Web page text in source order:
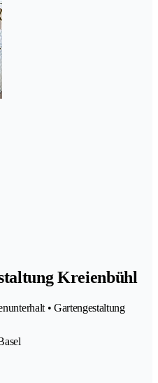
Kreienbühl
• Gartengestaltung